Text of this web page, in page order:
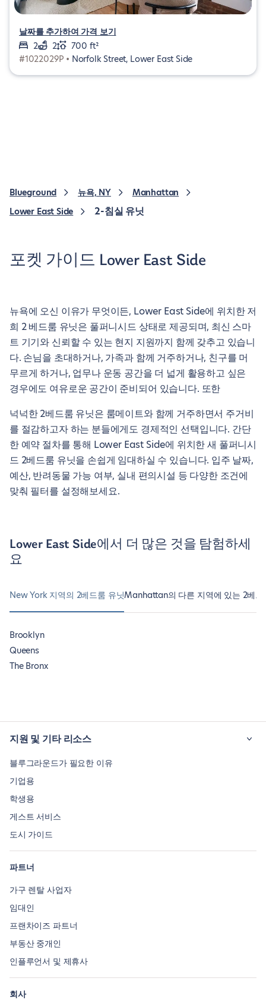
날짜를 추가하여 가격 보기
2
2
700 ft²
#1022029P • Norfolk Street, Lower East Side
Blueground 뉴욕, NY
Manhattan
Lower East Side
2-침실 유닛
포켓 가이드 Lower East Side
뉴욕에 오신 이유가 무엇이든, Lower East Side에 위치한 저
희 2 베드룸 유닛은 풀퍼니시드 상태로 제공되며, 최신 스마
트 기기와 신뢰할 수 있는 현지 지원까지 함께 갖추고 있습니
다. 손님을 초대하거나, 가족과 함께 거주하거나, 친구를 머
무르게 하거나, 업무나 운동 공간을 더 넓게 활용하고 싶은
경우에도 여유로운 공간이 준비되어 있습니다. 또한
넉넉한 2베드룸 유닛은 룸메이트와 함께 거주하면서 주거비
를 절감하고자 하는 분들에게도 경제적인 선택입니다. 간단
한 예약 절차를 통해 Lower East Side에 위치한 새 풀퍼니시
드 2베드룸 유닛을 손쉽게 임대하실 수 있습니다. 입주 날짜,
예산, 반려동물 가능 여부, 실내 편의시설 등 다양한 조건에
맞춰 필터를 설정해보세요.
Lower East Side에서 더 많은 것을 탐험하세
요
New York 지역의 2베드룸 유닛Manhattan의 다른 지역에 있는 2베드
Brooklyn
Queens
The Bronx
지원 및 기타 리소스
블루그라운드가 필요한 이유
기업용
학생용
게스트 서비스
도시 가이드
파트너
가구 렌탈 사업자
임대인
프랜차이즈 파트너
부동산 중개인
인플루언서 및 제휴사
회사